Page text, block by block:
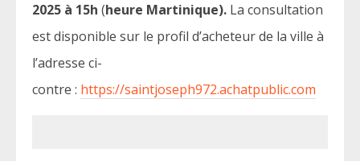
2025 à 15h (heure Martinique). La consultation
est disponible sur le profil d’acheteur de la ville à
l’adresse ci-
contre : https://saintjoseph972.achatpublic.com